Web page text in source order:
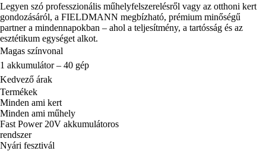
Legyen szó professzionális műhelyfelszerelésről vagy az otthoni kert
gondozásáról, a FIELDMANN megbízható, prémium minőségű
partner a mindennapokban – ahol a teljesítmény, a tartósság és az
esztétikum egységet alkot.
Magas színvonal
1 akkumulátor – 40 gép
Kedvező árak
Termékek
Minden ami kert
Minden ami műhely
Fast Power 20V akkumulátoros
rendszer
Nyári fesztivál